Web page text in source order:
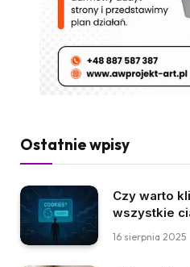
Ostatnie wpisy
Czy warto
wszystkie
16 sierpnia 2025